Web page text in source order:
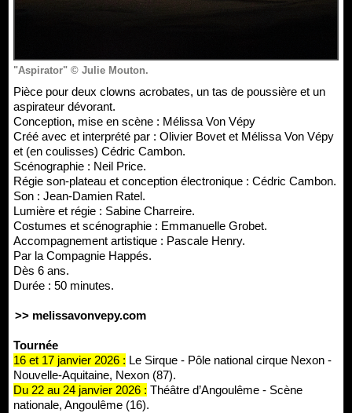
"Aspirator" © Julie Mouton.
Pièce pour deux clowns acrobates, un tas de poussière et un
aspirateur dévorant.
Conception, mise en scène : Mélissa Von Vépy
Créé avec et interprété par : Olivier Bovet et Mélissa Von Vépy
et (en coulisses) Cédric Cambon.
Scénographie : Neil Price.
Régie son-plateau et conception électronique : Cédric Cambon.
Son : Jean-Damien Ratel.
Lumière et régie : Sabine Charreire.
Costumes et scénographie : Emmanuelle Grobet.
Accompagnement artistique : Pascale Henry.
Par la Compagnie Happés.
Dès 6 ans.
Durée : 50 minutes.
>> melissavonvepy.com
Tournée
16 et 17 janvier 2026 : Le Sirque - Pôle national cirque Nexon -
Nouvelle-Aquitaine, Nexon (87).
Du 22 au 24 janvier 2026 : Théâtre d’Angoulême - Scène
nationale, Angoulême (16).